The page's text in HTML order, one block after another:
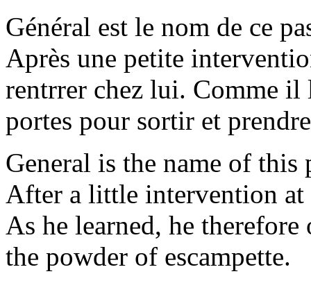
Général est le nom de ce
Après une petite
rentrrer chez lui. Comme il
portes pour sortir et
General is the name of
After a little intervention at
As he learned, he
the powder of escampette.